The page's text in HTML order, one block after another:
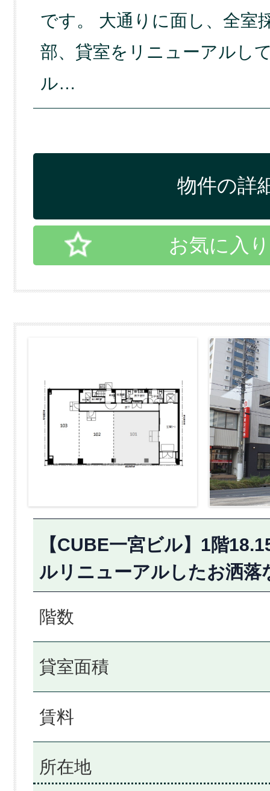
です。 大通りに面し、全室
部、貸室をリニューアルし
ル…
物件の詳
お気に入
【CUBE一宮ビル】1階
ルリニューアルしたお洒落
階数
貸室面積
賃料
所在地